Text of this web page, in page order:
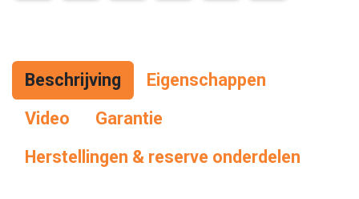
Beschrijving
Eigenschappen
Vid eo
Garantie
Herstellingen & reserve onderdelen